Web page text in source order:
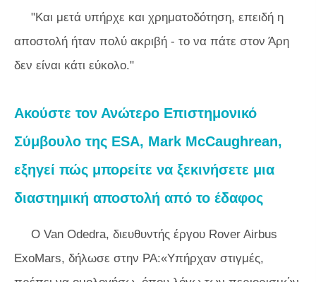
"Και μετά υπήρχε και χρηματοδότηση, επειδή η
αποστολή ήταν πολύ ακριβή - το να πάτε στον Άρη
δεν είναι κάτι εύκολο."
Ακούστε τον Ανώτερο Επιστημονικό
Σύμβουλο της ESA, Mark McCaughrean,
εξηγεί πώς μπορείτε να ξεκινήσετε μια
διαστημική αποστολή από το έδαφος
Ο Van Odedra, διευθυντής έργου Rover Airbus
ExoMars, δήλωσε στην PA:«Υπήρχαν στιγμές,